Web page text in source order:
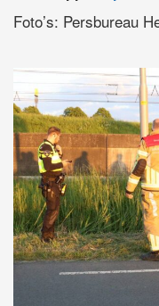
Foto’s: Persbureau